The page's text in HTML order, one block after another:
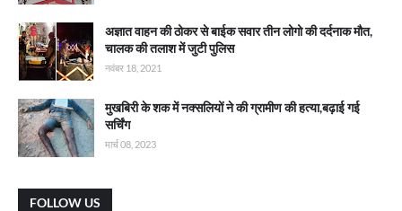
अज्ञात वाहन की ठोकर से बाईक सवार तीन लोगो की दर्दनाक मौत,
चालक की तलाश में जुटी पुलिस
नवंबर 18, 2021
मुखबिरी के शक में नक्सलियों ने की ग्रामीण की हत्या,बढ़ाई गई
सर्चिंग
मार्च 08, 2023
FOLLOW US